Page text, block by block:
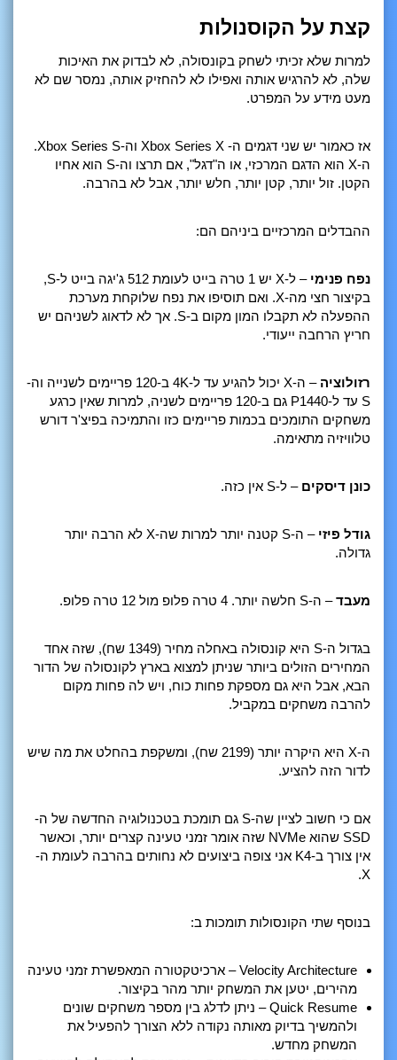
קצת על הקוסנולות
למרות שלא זכיתי לשחק בקונסולה, לא לבדוק את האיכות
שלה, לא להרגיש אותה ואפילו לא להחזיק אותה, נמסר שם לא
מעט מידע על המפרט.
אז כאמור יש שני דגמים ה- Xbox Series X וה-Xbox Series S.
ה-X הוא הדגם המרכזי, או ה"דגל", אם תרצו וה-S הוא אחיו
הקטן. זול יותר, קטן יותר, חלש יותר, אבל לא בהרבה.
ההבדלים המרכזיים ביניהם הם:
נפח פנימי
– ל-X יש 1 טרה בייט לעומת 512 ג'יגה בייט ל-S,
בקיצור חצי מה-X. ואם תוסיפו את נפח שלוקחת מערכת
ההפעלה לא תקבלו המון מקום ב-S. אך לא לדאוג לשניהם יש
חריץ הרחבה ייעודי.
רזולוציה
– ה-X יכול להגיע עד ל-4K ב-120 פריימים לשנייה וה-
S עד ל-P1440 גם ב-120 פריימים לשניה, למרות שאין כרגע
משחקים התומכים בכמות פריימים כזו והתמיכה בפיצ'ר דורש
טלוויזיה מתאימה.
כונן דיסקים – ל-S אין כזה.
גודל פיזי
– ה-S קטנה יותר למרות שה-X לא הרבה יותר
גדולה.
מעבד– ה-S חלשה יותר. 4 טרה פלופ מול 12 טרה פלופ.
בגדול ה-S היא קונסולה באחלה מחיר (1349 שח), שזה אחד
המחירים הזולים ביותר שניתן למצוא בארץ לקונסולה של הדור
הבא, אבל היא גם מספקת פחות כוח, ויש לה פחות מקום
להרבה משחקים במקביל.
ה-X היא היקרה יותר (2199 שח), ומשקפת בהחלט את מה שיש
לדור הזה להציע.
אם כי חשוב לציין שה-S גם תומכת בטכנולוגיה החדשה של ה-
SSD שהוא NVMe שזה אומר זמני טעינה קצרים יותר, וכאשר
אין צורך ב-K4 אני צופה ביצועים לא נחותים בהרבה לעומת ה-
X.
בנוסף שתי הקונסולות תומכות ב:
Velocity Architecture – ארכיטקטורה המאפשרת זמני טעינה
מהירים, יטען את המשחק יותר מהר בקיצור.
Quick Resume – ניתן לדלג בין מספר משחקים שונים
ולהמשיך בדיוק מאותה נקודה ללא הצורך להפעיל את
המשחק מחדש.